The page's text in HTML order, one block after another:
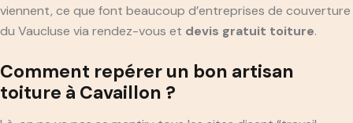
viennent, ce que font beaucoup d’entreprises de couverture
du Vaucluse via rendez-vous et devis gratuit toiture.
Comment repérer un bon artisan
toiture à Cavaillon ?